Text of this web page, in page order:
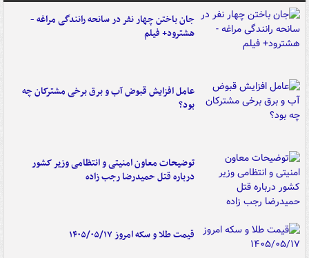
جان باختن چهار نفر در سانحه رانندگی مراغه -
هشترود+ فیلم
عامل افزایش قبوض آب و برق برخی مشترکان چه
بود؟
توضیحات معاون امنیتی و انتظامی وزیر کشور
درباره قتل حمیدرضا رجب زاده
قیمت طلا و سکه امروز ۱۴۰۵/۰۵/۱۷